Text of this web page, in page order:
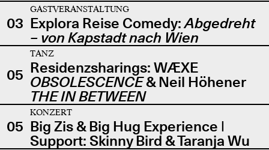
03
GASTVERANSTALTUNG
Explora Reise Comedy:Abgedreht
– von Kapstadt nach Wien
05
TANZ
Residenzsharings: WÆXE
OBSOLESCENCE& Neil Höhener
THE IN BETWEEN
05
KONZERT
Big Zis & Big Hug Experience |
Support: Skinny Bird & Taranja Wu